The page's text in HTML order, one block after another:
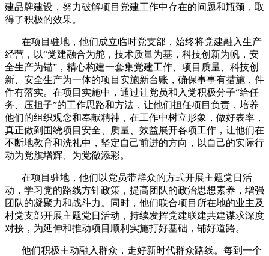
建品牌建设，努力破解项目党建工作中存在的问题和瓶颈，取
得了积极的效果。
在项目驻地，他们成立临时党支部，始终将党建融入生产
经营，以“党建融合为舵，技术质量为基，科技创新为帆，安
全生产为锚”，精心构建一套集党建工作、项目质量、科技创
新、安全生产为一体的项目实施新台账，确保事事有措施，件
件有落实。在项目实施中，通过让党员和入党积极分子“给任
务、压担子”的工作思路和方法，让他们担任项目负责，培养
他们的组织观念和奉献精神，在工作中树立形象，做好表率，
真正做到围绕项目安全、质量、效益展开各项工作，让他们在
不断地教育和洗礼中，坚定自己前进的方向，以自己的实际行
动为党旗增辉、为党徽添彩。
在项目驻地，他们以党员带群众的方式开展主题党日活
动，学习党的路线方针政策，提高团队的政治思想素养，增强
团队的凝聚力和战斗力。同时，他们联合项目所在地的业主及
村党支部开展主题党日活动，持续发挥党建联建共建谋求深度
对接，为延伸和推动项目顺利实施打好基础，铺好道路。
他们积极主动融入群众，走好新时代群众路线。每到一个